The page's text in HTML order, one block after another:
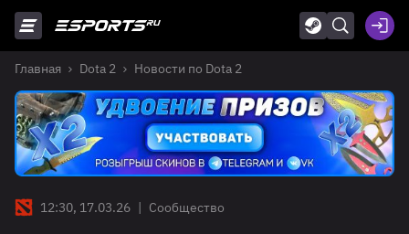
Главная Dota 2 Новости по Dota 2
12:30, 17.03.26 | Сообщество